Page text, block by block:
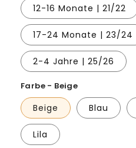
12-16 Monate | 21/22
17-24 Monate | 23/24
2-4 Jahre | 25/26
Farbe - Beige
Beige Blau
Lila